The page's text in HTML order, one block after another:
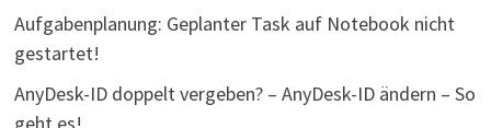
Aufgabenplanung: Geplanter Task auf Notebook nicht
gestartet!
AnyDesk-ID doppelt vergeben? – AnyDesk-ID ändern – So
geht es!